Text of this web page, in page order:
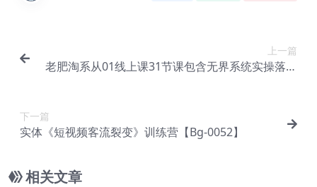
上一篇
老肥淘系从01线上课31节课包含无界系统实操落地
下一篇
实体《短视频客流裂变》训练营【Bg-0052】
相关文章